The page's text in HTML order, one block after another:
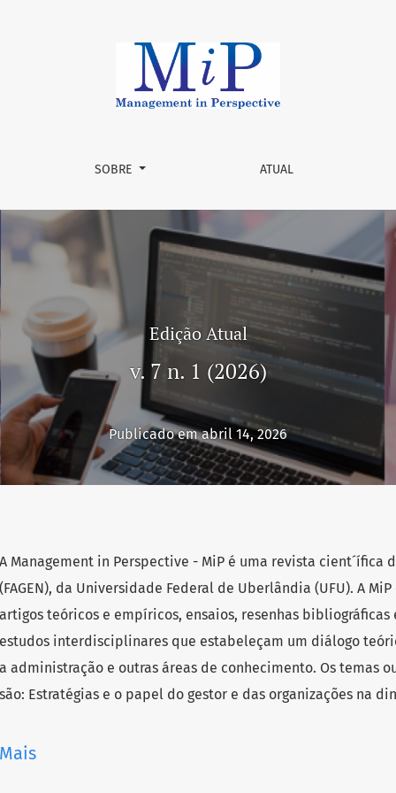
SOBRE ATUAL
Edição Atual
v. 7 n. 1 (2026)
Publicado em abril 14, 2026
A Management in Perspective - MiP é uma revista cient´ífica
(FAGEN), da Universidade Federal de Uberlândia (UFU). A
artigos teóricos e empíricos, ensaios, resenhas
estudos interdisciplinares que estabeleçam um diálogo
a administração e outras áreas de conhecimento. Os temas
são: Estratégias e o papel do gestor e das organizações na
relações de trabalho; dimensão financeira, governança e
Mais